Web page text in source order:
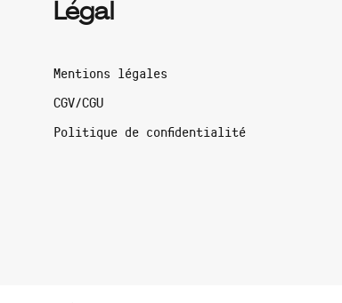
Légal
Mentions légales
CGV/CGU
Politique de confidentialité